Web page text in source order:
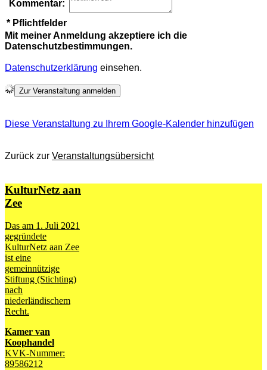
Kommentar:
* Pflichtfelder
Mit meiner Anmeldung akzeptiere ich die
Datenschutzbestimmungen.
Datenschutzerklärung einsehen.
Diese Veranstaltung zu Ihrem Google-Kalender hinzufügen
Zurück zur Veranstaltungsübersicht
KulturNetz aan
Zee
Das am 1. Juli 2021
gegründete
KulturNetz aan Zee
ist eine
gemeinnützige
Stiftung (Stichting)
nach
niederländischem
Recht.
Kamer van
Koophandel
KVK-Nummer:
89586212